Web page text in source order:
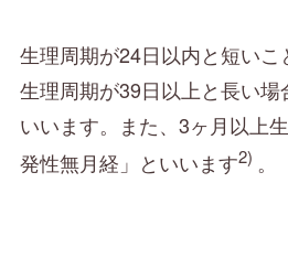
生理周期が24日以内と短いこ
生理周期が39日以上と長い場
いいます。また、3ヶ月以上
発性無月経」といいます2) 。